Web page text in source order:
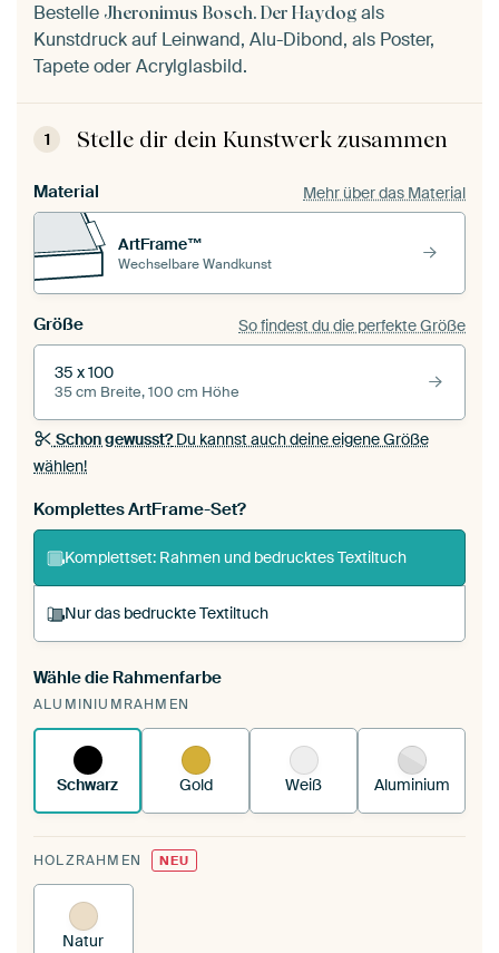
Bestelle Jheronimus Bosch. Der Haydog als
Kunstdruck auf Leinwand, Alu-Dibond, als Poster,
Tapete oder Acrylglasbild.
1 Stelle dir dein Kunstwerk zusammen
Material Mehr über das Material
ArtFrame™
Wechselbare Wandkunst
Größe So findest du die perfekte Größe
35 x 100
35 cm Breite, 100 cm Höhe
Schon gewusst?Du kannst auch deine eigene Größe
wählen!
Komplettes ArtFrame-Set?
Komplettset: Rahmen und bedrucktes Textiltuch
Nur das bedruckte Textiltuch
Du spannst einen wechselbaren Textiltuch in
deinen vorhandenen ArtFrame™.
funktioniert es.
Wähle die Rahmenfarbe
ALUMINIUMRAHMEN
Schwarz Gold Weiß Aluminium
HOLZRAHMEN NEU
Natur